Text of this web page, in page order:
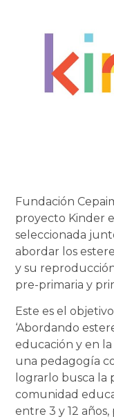
Fundación
proyecto Kinder
seleccionada
abordar los
y su
pre-primaria y
Este es el
‘Abordando
educación y en
una pedagogía
lograrlo busca la
comunidad
entre 3 y 12